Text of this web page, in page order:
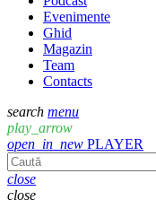
Evenimente
Ghid
Magazin
Team
Contacts
search menu
play_arrow
open_in_new PLAYER
close
close